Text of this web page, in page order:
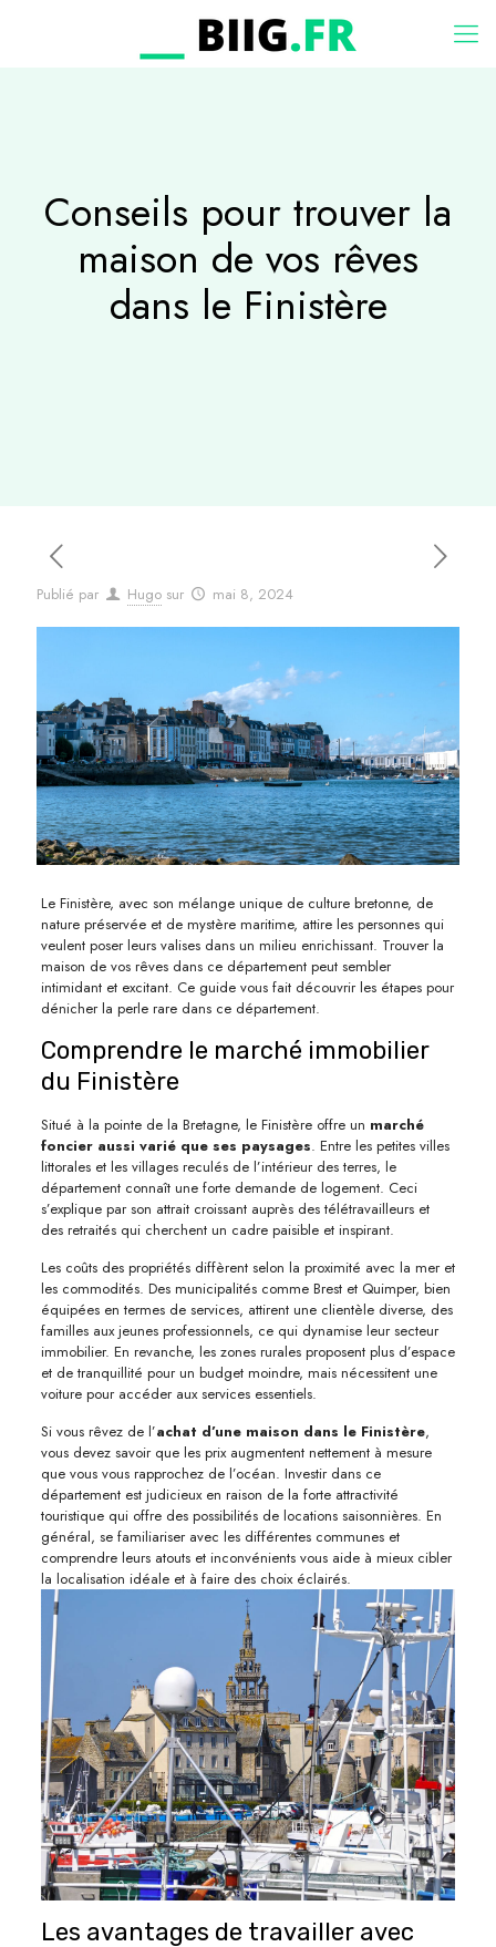
Conseils pour trouver la
maison de vos rêves
dans le Finistère
Publié par Hugo sur mai 8, 2024
Le Finistère, avec son mélange unique de culture bretonne, de
nature préservée et de mystère maritime, attire les personnes qui
veulent poser leurs valises dans un milieu enrichissant. Trouver la
maison de vos rêves dans ce département peut sembler
intimidant et excitant. Ce guide vous fait découvrir les étapes pour
dénicher la perle rare dans ce département.
Comprendre le marché immobilier
du Finistère
Situé à la pointe de la Bretagne, le Finistère offre un marché
foncier aussi varié que ses paysages. Entre les petites villes
littorales et les villages reculés de l’intérieur des terres, le
département connaît une forte demande de logement. Ceci
s’explique par son attrait croissant auprès des télétravailleurs et
des retraités qui cherchent un cadre paisible et inspirant.
Les coûts des propriétés diffèrent selon la proximité avec la mer et
les commodités. Des municipalités comme Brest et Quimper, bien
équipées en termes de services, attirent une clientèle diverse, des
familles aux jeunes professionnels, ce qui dynamise leur secteur
immobilier. En revanche, les zones rurales proposent plus d’espace
et de tranquillité pour un budget moindre, mais nécessitent une
voiture pour accéder aux services essentiels.
Si vous rêvez de l’achat d’une maison dans le Finistère,
vous devez savoir que les prix augmentent nettement à mesure
que vous vous rapprochez de l’océan. Investir dans ce
département est judicieux en raison de la forte attractivité
touristique qui offre des possibilités de locations saisonnières. En
général, se familiariser avec les différentes communes et
comprendre leurs atouts et inconvénients vous aide à mieux cibler
la localisation idéale et à faire des choix éclairés.
Les avantages de travailler avec